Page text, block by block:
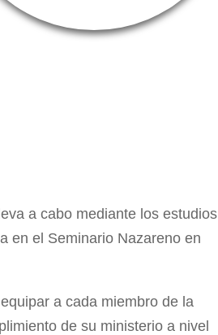
a cabo mediante los estudios
en el Seminario Nazareno en
a cada miembro de la
de su ministerio a nivel